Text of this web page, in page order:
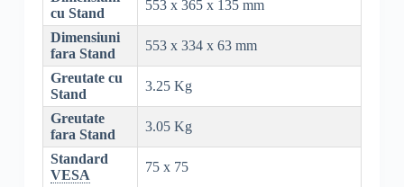
cu Stand
553 x 365 x 135 mm
Dimensiuni
fara Stand
553 x 334 x 63 mm
Greutate cu
Stand
3.25 Kg
Greutate
fara Stand
3.05 Kg
Standard
VESA
75 x 75